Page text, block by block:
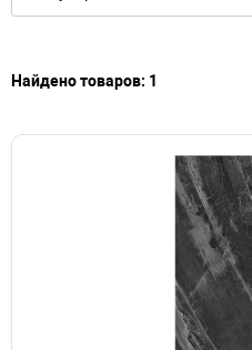
Найдено товаров: 1